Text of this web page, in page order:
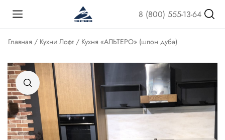
8 (800) 555-13-64
Главная / Кухни Лофт / Кухня «АЛЬТЕРО» (шпон дуба)